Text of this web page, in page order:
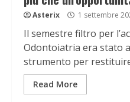
Asterix 1 settembre
Il semestre filtro per
Odontoiatria era stato
strumento per
Read More